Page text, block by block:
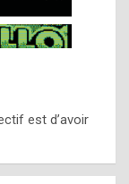
est d’avoir